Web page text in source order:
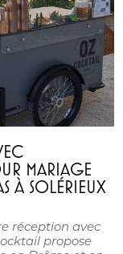
MARIAGE
À SOLÉRIEUX
réception avec
propose